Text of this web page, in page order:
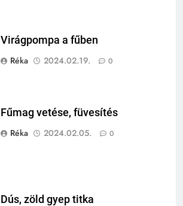
Virágpompa a fűben
Réka
2024.02.19. 0
Fűmag vetése, füvesítés
Réka
2024.02.05. 0
Dús, zöld gyep titka